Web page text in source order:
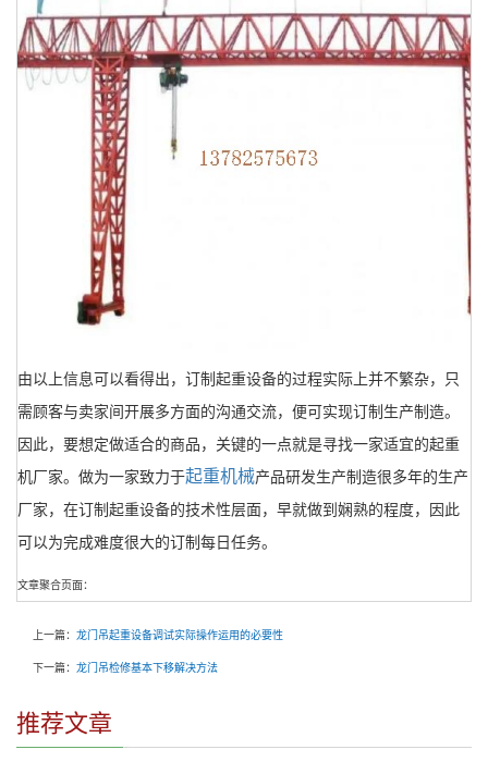
由以上信息可以看得出，订制起重设备的过程实际上并不繁杂，只
需顾客与卖家间开展多方面的沟通交流，便可实现订制生产制造。
因此，要想定做适合的商品，关键的一点就是寻找一家适宜的起重
机厂家。做为一家致力于起重机械产品研发生产制造很多年的生产
厂家，在订制起重设备的技术性层面，早就做到娴熟的程度，因此
可以为完成难度很大的订制每日任务。
文章聚合页面：
上一篇： 龙门吊起重设备调试实际操作运用的必要性
下一篇： 龙门吊检修基本下移解决方法
推荐文章